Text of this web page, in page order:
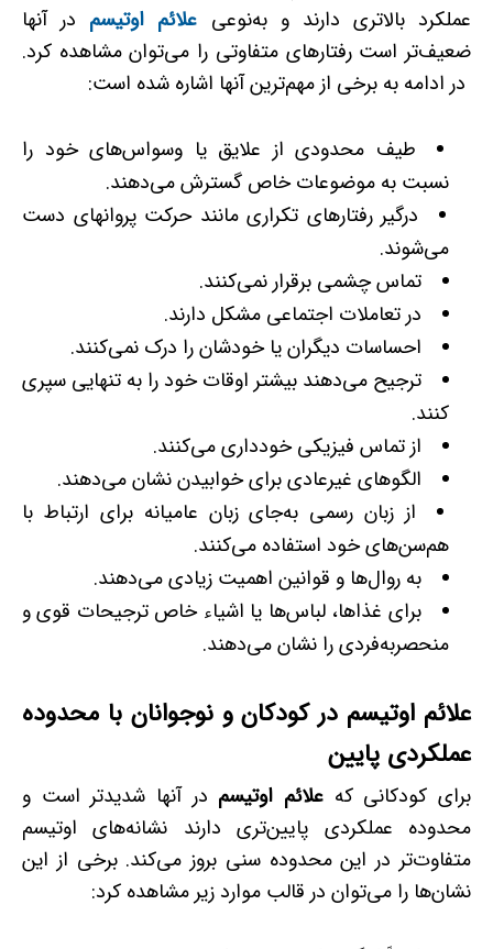
عملکرد بالاتری دارند و به‌نوعی علائم اوتیسم در آنها
ضعیف‌تر است رفتارهای متفاوتی را می‌توان مشاهده کرد.
در ادامه به برخی از مهم‌ترین آنها اشاره شده است:
طیف محدودی از علایق یا وسواس‌های خود را
نسبت به موضوعات خاص گسترش می‌دهند.
درگیر رفتارهای تکراری مانند حرکت پروانه­ای دست
می‌شوند.
تماس چشمی برقرار نمی‌کنند.
در تعاملات اجتماعی مشکل ‌دارند.
احساسات دیگران یا خودشان را درک نمی‌کنند.
ترجیح می‌دهند بیشتر اوقات خود را به ‌تنهایی سپری
کنند.
از تماس فیزیکی خودداری می‌کنند.
الگوهای غیرعادی برای خوابیدن نشان می‌دهند.
از زبان رسمی به‌جای زبان عامیانه برای ارتباط با
هم‌سن‌های خود استفاده می‌کنند.
به روال‌ها و قوانین اهمیت زیادی می‌دهند.
برای غذاها، لباس‌ها یا اشیاء خاص ترجیحات قوی و
منحصربه‌فردی را نشان می‌دهند.
علائم اوتیسم در کودکان و نوجوانان با محدوده
عملکردی پایین
برای کودکانی که علائم اوتیسم در آنها شدیدتر است و
محدوده عملکردی پایین‌تری دارند نشانه‌های اوتیسم
متفاوت‌تر در این محدوده سنی بروز می‌کند. برخی از این
نشان‌ها را می‌توان در قالب موارد زیر مشاهده کرد: